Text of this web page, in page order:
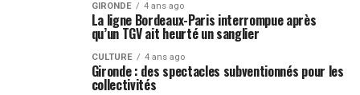
GIRONDE 4 ans ago
La ligne Bordeaux-Paris interrompue après
qu’un TGV ait heurté un sanglier
CULTURE 4 ans ago
Gironde : des spectacles subventionnés pour les
collectivités